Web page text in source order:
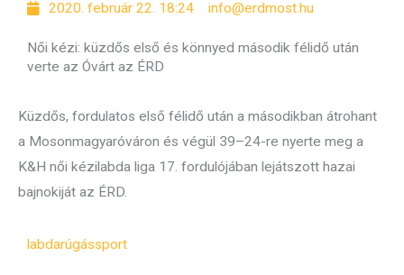
2020. február 22. 18:24 info@erdmost.hu
Női kézi: küzdős első és könnyed második félidő után
verte az Óvárt az ÉRD
Küzdős, fordulatos első félidő után a másodikban átrohant
a Mosonmagyaróváron és végül 39–24-re nyerte meg a
K&H női kézilabda liga 17. fordulójában lejátszott hazai
bajnokiját az ÉRD.
labdarúgássport